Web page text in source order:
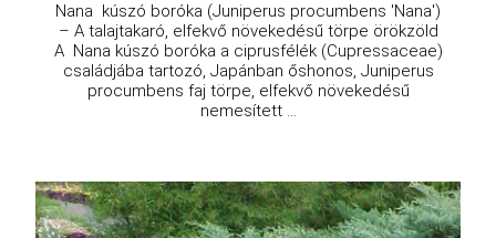
Nana kúszó boróka (Juniperus procumbens 'Nana')
– A talajtakaró, elfekvő növekedésű törpe örökzöld
A Nana kúszó boróka a ciprusfélék (Cupressaceae)
családjába tartozó, Japánban őshonos, Juniperus
procumbens faj törpe, elfekvő növekedésű
nemesített ...